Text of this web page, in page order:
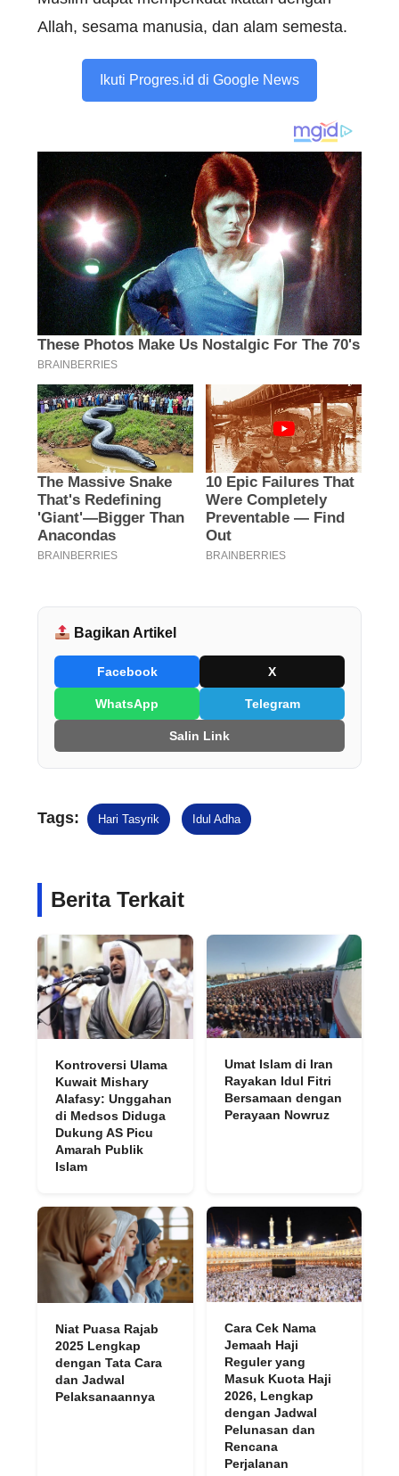
Allah, sesama manusia, dan alam semesta.
Ikuti Progres.id di Google News
Bagikan Artikel
Facebook X
WhatsApp Telegram
Salin Link
Tags: Hari Tasyrik Idul Adha
Berita Terkait
Kontroversi Ulama
Kuwait Mishary
Alafasy: Unggahan
di Medsos Diduga
Dukung AS Picu
Amarah Publik
Islam
Umat Islam di Iran
Rayakan Idul Fitri
Bersamaan dengan
Perayaan Nowruz
Niat Puasa Rajab
2025 Lengkap
dengan Tata Cara
dan Jadwal
Pelaksanaannya
Cara Cek Nama
Jemaah Haji
Reguler yang
Masuk Kuota Haji
2026, Lengkap
dengan Jadwal
Pelunasan dan
Rencana
Perjalanan